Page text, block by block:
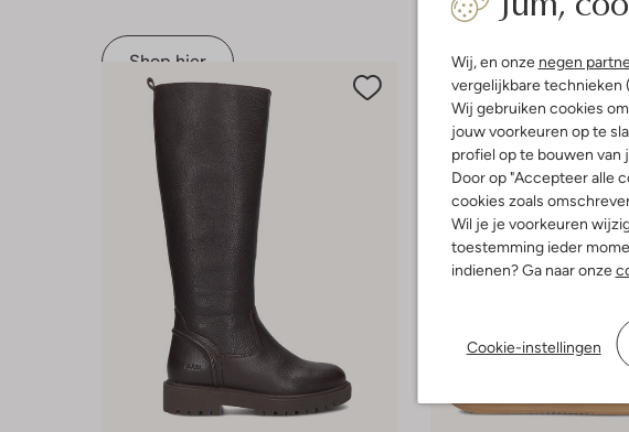
Wij, en onze negen
vergelijkbare technieken
Wij gebruiken cookies
jouw voorkeuren op te
profiel op te bouwen van
Door op "Accepteer alle
cookies zoals
Wil je je voorkeuren
toestemming ieder
indienen? Ga naar onze
Cookie-instellingen
Shop hier